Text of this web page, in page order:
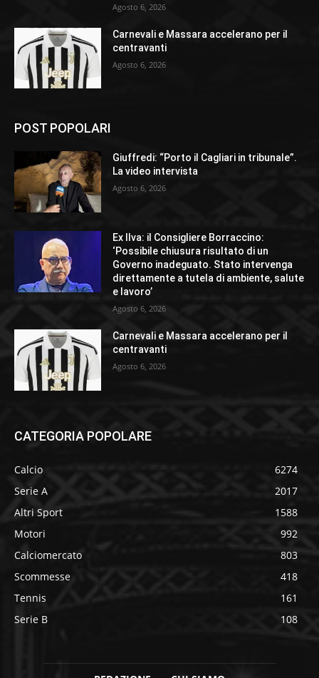
Agosto 6, 2026
Carnevali e Massara accelerano per il
centravanti
Agosto 6, 2026
POST POPOLARI
Giuffredi: “Porto il Cagliari in tribunale”.
La video intervista
Agosto 6, 2026
Ex Ilva: il Consigliere Borraccino:
‘Possibile chiusura risultato di un
Governo inadeguato. Stato intervenga
direttamente a tutela di ambiente, salute
e lavoro’
Agosto 6, 2026
Carnevali e Massara accelerano per il
centravanti
Agosto 6, 2026
CATEGORIA POPOLARE
Calcio
6274
Serie A
2017
Altri Sport
1588
Motori
992
Calciomercato
803
Scommesse
418
Tennis
161
Serie B
108